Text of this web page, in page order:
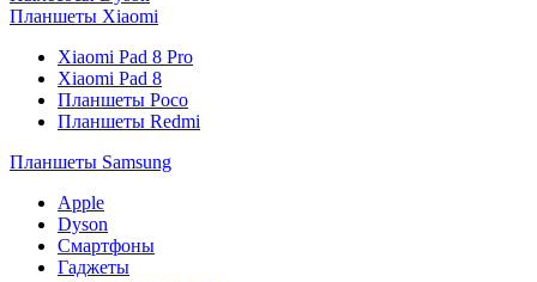
Планшеты Xiaomi
Xiaomi Pad 8 Pro
Xiaomi Pad 8
Планшеты Poco
Планшеты Redmi
Планшеты Samsung
Apple
Dyson
Смартфоны
Гаджеты